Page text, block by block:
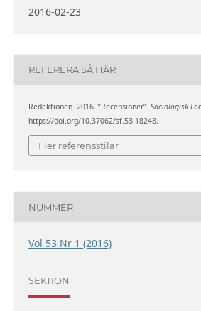
2016-02-23
REFERERA SÅ HÄR
Redaktionen. 2016. ”Recensioner”. Sociologisk
https://doi.org/10.37062/sf.53.18248.
Fler referensstilar
NUMMER
Vol 53 Nr 1 (2016)
SEKTION